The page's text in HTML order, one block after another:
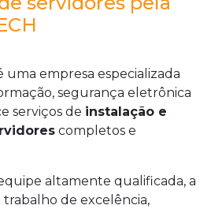
uma empresa especializada
segurança eletrônica
serviços de instalação e
completos e
altamente qualificada, a
de excelência,